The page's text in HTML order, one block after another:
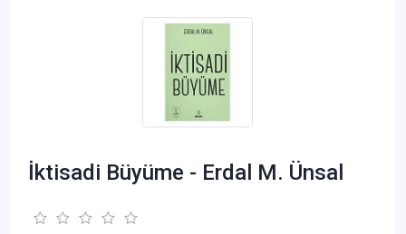
İktisadi Büyüme - Erdal M. Ünsal